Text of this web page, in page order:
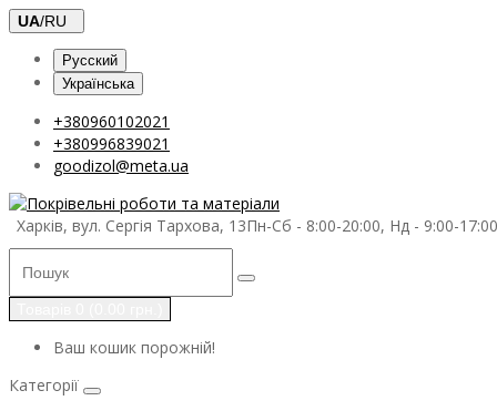
UA/RU
Русский
Українська
+380960102021
+380996839021
goodizol@meta.ua
Харків, вул. Сергія Тархова, 13Пн-Сб - 8:00-20:00, Нд - 9:00-17:00
Ваш кошик порожній!
Категорії